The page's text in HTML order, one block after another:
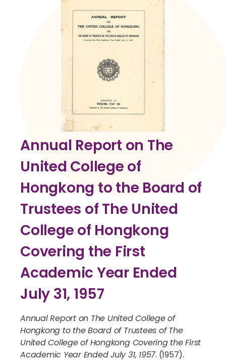
Annual Report on The
United College of
Hongkong to the Board of
Trustees of The United
College of Hongkong
Covering the First
Academic Year Ended
July 31, 1957
Annual Report on The United College of
Hongkong to the Board of Trustees of The
United College of Hongkong Covering the First
Academic Year Ended July 31, 1957. (1957).